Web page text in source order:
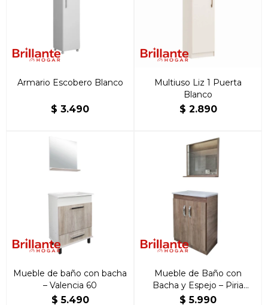
Armario Escobero Blanco
$ 3.490
Multiuso Liz 1 Puerta
Blanco
$ 2.890
Mueble de baño con bacha
– Valencia 60
$ 5.490
Mueble de Baño con
Bacha y Espejo – Piria
Cartagena
$ 5.990